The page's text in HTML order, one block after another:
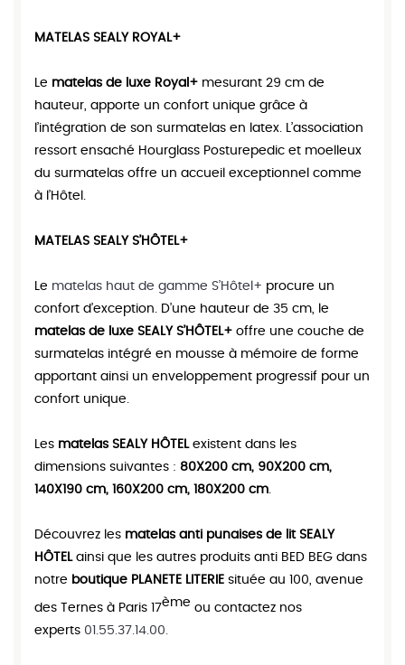
MATELAS SEALY ROYAL+
Le matelas de luxe Royal+ mesurant 29 cm de
hauteur, apporte un confort unique grâce à
l’intégration de son surmatelas en latex. L’association
ressort ensaché Hourglass Posturepedic et moelleux
du surmatelas offre un accueil exceptionnel comme
à l’Hôtel.
MATELAS SEALY S’HÔTEL+
Le matelas haut de gamme S’Hôtel+ procure un
confort d’exception. D’une hauteur de 35 cm, le
matelas de luxe SEALY S’HÔTEL+ offre une couche de
surmatelas intégré en mousse à mémoire de forme
apportant ainsi un enveloppement progressif pour un
confort unique.
Les matelas SEALY HÔTELexistent dans les
dimensions suivantes : 80X200 cm, 90X200 cm,
140X190 cm, 160X200 cm, 180X200 cm.
Découvrez les matelas anti punaises de lit SEALY
HÔTELainsi que les autres produits anti BED BEG dans
notre boutique PLANETE LITERIE située au 100, avenue
des Ternes à Paris 17ème ou contactez nos
experts 01.55.37.14.00.